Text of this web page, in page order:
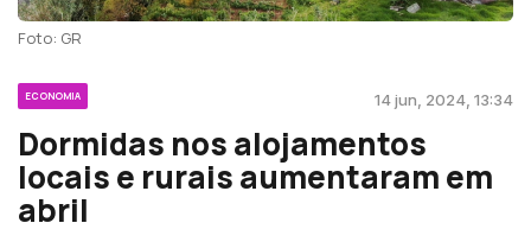
Foto: GR
ECONOMIA 14 jun, 2024, 13:34
Dormidas nos alojamentos
locais e rurais aumentaram em
abril